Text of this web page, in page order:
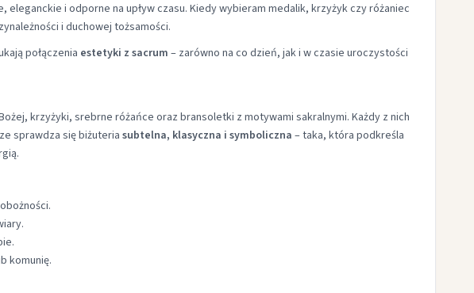
eleganckie i odporne na upływ czasu. Kiedy wybieram medalik, krzyżyk czy różaniec
i duchowej tożsamości.
połączenia estetyki z sacrum – zarówno na co dzień, jak i w czasie uroczystości
krzyżyki, srebrne różańce oraz bransoletki z motywami sakralnymi. Każdy z nich
sprawdza się biżuteria subtelna, klasyczna i symboliczna – taka, która podkreśla
komunię.